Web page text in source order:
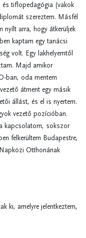
és tiflopedagógia (vakok
szereztem. Másfél
nyílt arra, hogy átkerüljek
kaptam egy tanácsi
volt. Egy lakhelyemtől
Majd amikor
ban, oda mentem
átment egy másik
állást, és el is nyertem.
vezető pozícióban.
kapcsolatom, sokszor
felkerültem Budapestre,
Otthonának
ki, amelyre jelentkeztem,